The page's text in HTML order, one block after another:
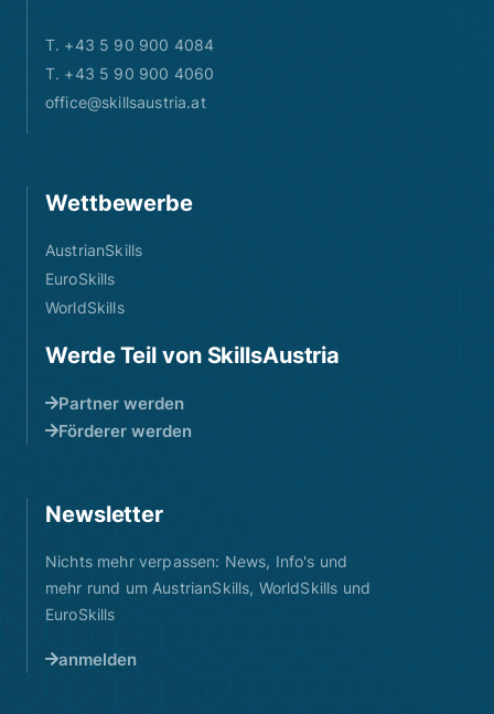
T. +43 5 90 900 4084
T. +43 5 90 900 4060
office@skillsaustria.at
Wettbewerbe
AustrianSkills
EuroSkills
WorldSkills
Werde Teil von SkillsAustria
Partner werden
Förderer werden
Newsletter
Nichts mehr verpassen: News, Info's und
mehr rund um AustrianSkills, WorldSkills und
EuroSkills
anmelden